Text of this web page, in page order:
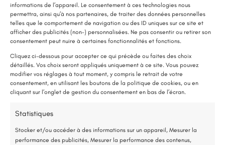
informations de l’appareil. Le consentement à ces technologies nous
permettra, ainsi qu’à nos partenaires, de traiter des données personnelles
telles que le comportement de navigation ou des ID uniques sur ce site et
afficher des publicités (non-) personnalisées. Ne pas consentir ou retirer son
consentement peut nuire à certaines fonctionnalités et fonctions.
Cliquez ci-dessous pour accepter ce qui précède ou faites des choix
détaillés. Vos choix seront appliqués uniquement à ce site. Vous pouvez
modifier vos réglages à tout moment, y compris le retrait de votre
consentement, en utilisant les boutons de la politique de cookies, ou en
cliquant sur l’onglet de gestion du consentement en bas de l’écran.
Statistiques
Stocker et/ou accéder à des informations sur un appareil, Mesurer la
performance des publicités, Mesurer la performance des contenus,
l’extérieur
LE SAVIEZ-VOUS ?
Une pompe à chaleur (PAC) utilise très peu d’électricité : elle consomme
environ 1 kWh pour générer 4 kWh de chaleur.
Une solution performante et économique
75 % de l’énergie provient des calories naturellement présentes dans